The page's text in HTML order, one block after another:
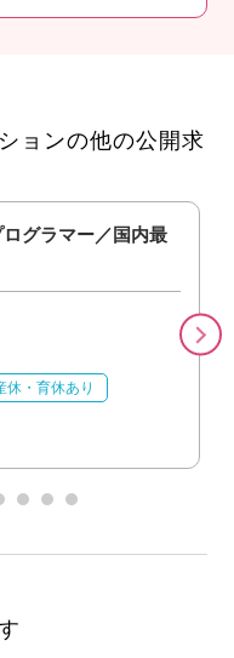
ョンの他の公開求
ログラマー／国内最
休・育休あり